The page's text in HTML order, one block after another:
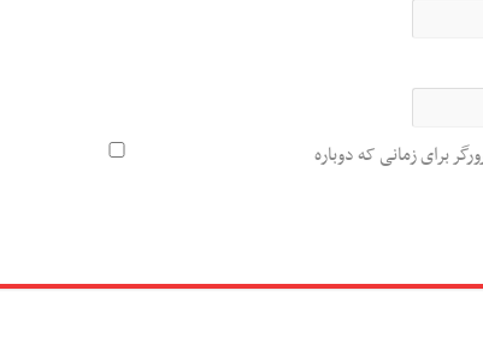
برای زمانی که دوباره